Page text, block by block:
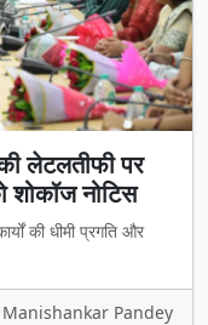
लेटलतीफी पर
शोकॉज नोटिस
की धीमी प्रगति और
Manishankar Pandey